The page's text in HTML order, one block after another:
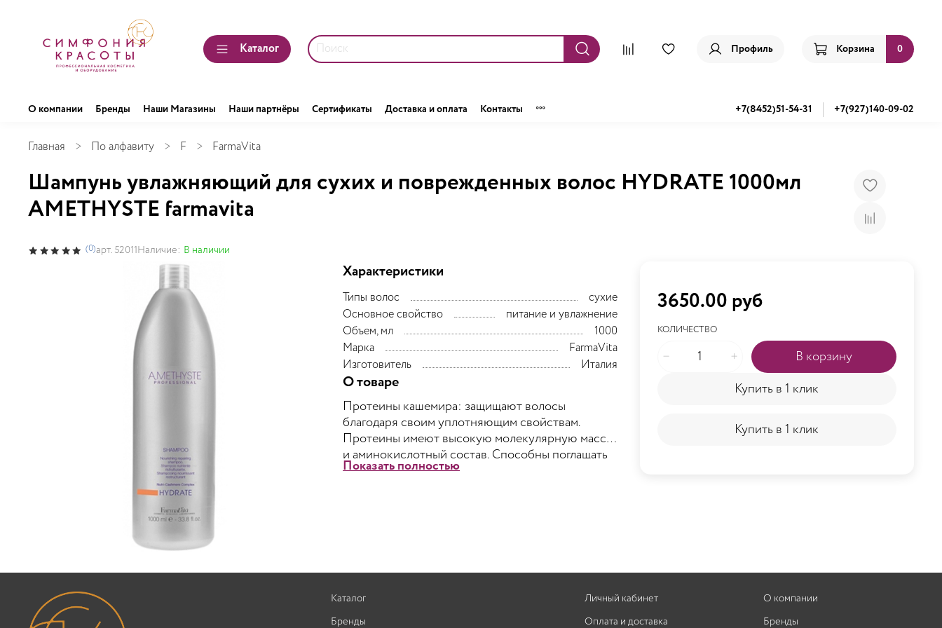
Каталог Профиль Корзина 0
О компании Бренды Наши Магазины Наши партнёры Сертификаты Доставка и оплата Контакты +7(8452)51-54-31 +7(927)140-09-02
Главная По алфавиту F FarmaVita
Шампунь увлажняющий для сухих и поврежденных волос HYDRATE 1000мл
AMETHYSTE farmavita
(0)арт.52011Наличие: В наличии
Характеристики
Типы волос
сухие
Основное свойство
питание и увлажнение
Объем, мл
1000
Марка
FarmaVita
Изготовитель
Италия
О товаре
Протеины кашемира: защищают волосы
благодаря своим уплотняющим свойствам.
Протеины имеют высокую молекулярную массу
и аминокислотный состав. Способны поглащать
и использовать молекулы воды, позволяя
Показать полностью
3650.00 руб
КОЛИЧЕСТВО
В корзину
Купить в 1 клик
Купить в 1 клик
Каталог
Бренды
Личный кабинет
Оплата и доставка
О компании
Бренды